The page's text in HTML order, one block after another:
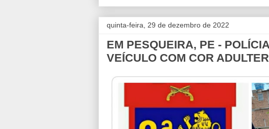
quinta-feira, 29 de dezembro de 2022
EM PESQUEIRA, PE -
VEÍCULO COM COR